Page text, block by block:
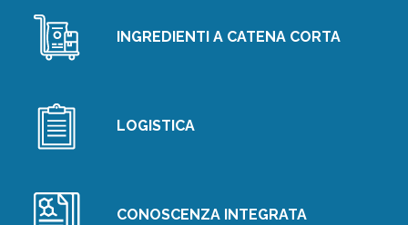
INGREDIENTI A CATENA CORTA
LOGISTICA
CONOSCENZA INTEGRATA